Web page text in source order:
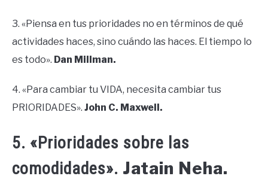
3. «Piensa en tus prioridades no en términos de qué
actividades haces, sino cuándo las haces. El tiempo lo
es todo». Dan Millman.
4. «Para cambiar tu VIDA, necesita cambiar tus
PRIORIDADES». John C. Maxwell.
5. «Prioridades sobre las
comodidades». Jatain Neha.